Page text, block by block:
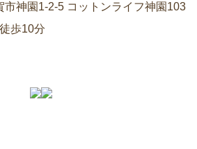
市神園1-2-5 コットンライフ神園103
歩10分